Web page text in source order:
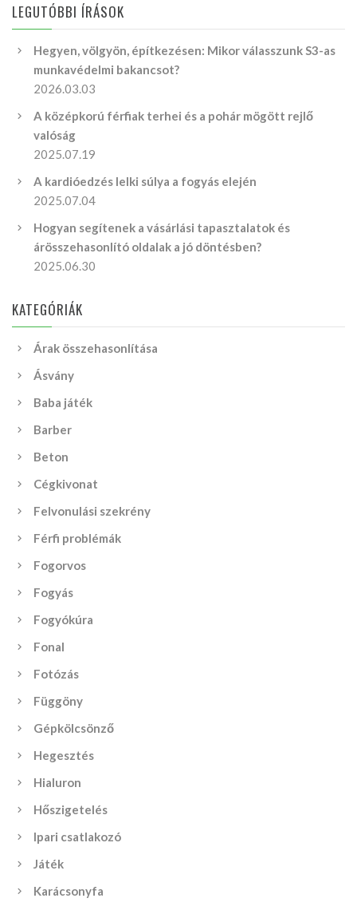
LEGUTÓBBI ÍRÁSOK
Hegyen, völgyön, építkezésen: Mikor válasszunk S3-as
munkavédelmi bakancsot?
2026.03.03
A középkorú férfiak terhei és a pohár mögött rejlő
valóság
2025.07.19
A kardióedzés lelki súlya a fogyás elején
2025.07.04
Hogyan segítenek a vásárlási tapasztalatok és
árösszehasonlító oldalak a jó döntésben?
2025.06.30
KATEGÓRIÁK
Árak összehasonlítása
Ásvány
Baba játék
Barber
Beton
Cégkivonat
Felvonulási szekrény
Férfi problémák
Fogorvos
Fogyás
Fogyókúra
Fonal
Fotózás
Függöny
Gépkölcsönző
Hegesztés
Hialuron
Hőszigetelés
Ipari csatlakozó
Játék
Karácsonyfa